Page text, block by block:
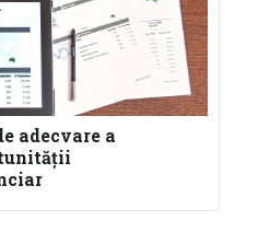
adecvare a